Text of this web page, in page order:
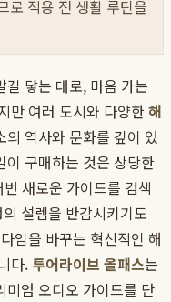
로 적용 전 생활 루틴을
닿는 대로, 마음 가는
만 여러 도시와 다양한해
역사와 문화를 깊이 있
이 구매하는 것은 상당한
새로운 가이드를 검색
설렘을 반감시키기도
임을 바꾸는 혁신적인 해
다. 투어라이브 올패스는
미엄 오디오 가이드를 단